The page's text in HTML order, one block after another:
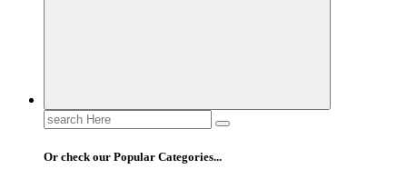
Search
for:
Or check our Popular Categories...